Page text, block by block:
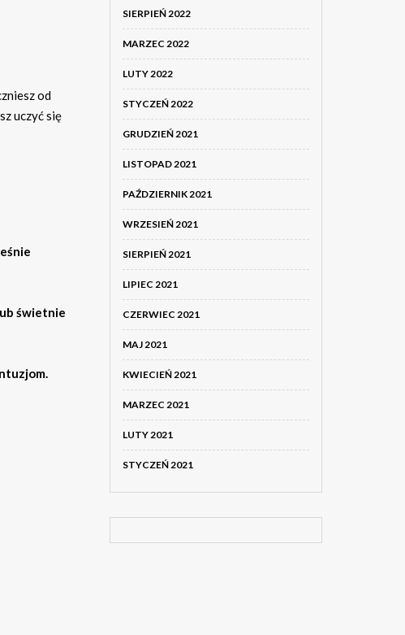
od
uczyć się
świetnie
SIERPIEŃ 2022
MARZEC 2022
LUTY 2022
STYCZEŃ 2022
GRUDZIEŃ 2021
LISTOPAD 2021
PAŹDZIERNIK 2021
WRZESIEŃ 2021
SIERPIEŃ 2021
LIPIEC 2021
CZERWIEC 2021
MAJ 2021
KWIECIEŃ 2021
MARZEC 2021
LUTY 2021
STYCZEŃ 2021